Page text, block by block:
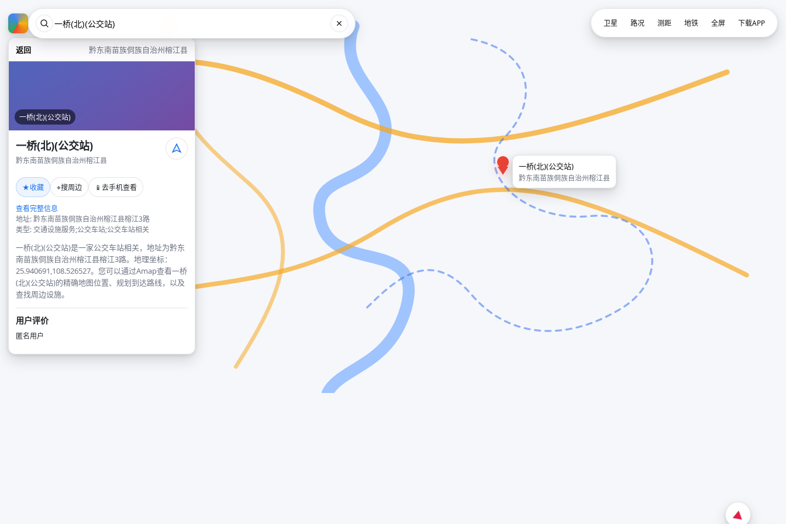
返回 黔东南苗族侗族自治州榕江县
一桥(北)(公交站)
一桥(北)(公交站)
黔东南苗族侗族自治州榕江县
★收藏 ⌖搜周边 📱 去手机查看
查看完整信息
地址: 黔东南苗族侗族自治州榕江县榕江3路
类型: 交通设施服务;公交车站;公交车站相关
一桥(北)(公交站)是一家公交车站相关，地址为黔东
南苗族侗族自治州榕江县榕江3路。地理坐标：
25.940691,108.526527。您可以通过Amap查看一桥
(北)(公交站)的精确地图位置、规划到达路线，以及
查找周边设施。
用户评价
匿名用户
一桥(北)(公交站)
黔东南苗族侗族自治州榕江县
卫星 路况 测距 地铁 全屏 下载APP